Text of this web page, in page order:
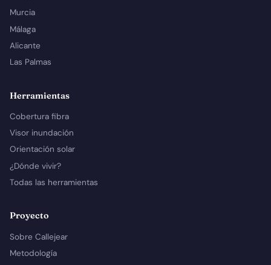
Murcia
Málaga
Alicante
Las Palmas
Herramientas
Cobertura fibra
Visor inundación
Orientación solar
¿Dónde vivir?
Todas las herramientas
Proyecto
Sobre Callejear
Metodología